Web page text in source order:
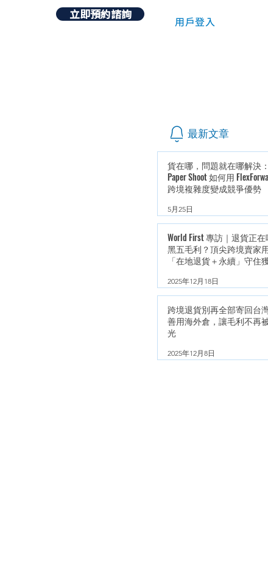
立即預約諮詢 用戶登入
貨在哪，問題就在哪解決
Paper Shoot 如何用
跨境複雜度變成競爭優勢
5月25日
World First 專訪｜退貨正
黑五毛利？頂尖跨境賣家
「在地退貨＋永續」守住
2025年12月18日
跨境退貨別再全部寄回台
善用海外倉，讓毛利不再
光
2025年12月8日
最新文章